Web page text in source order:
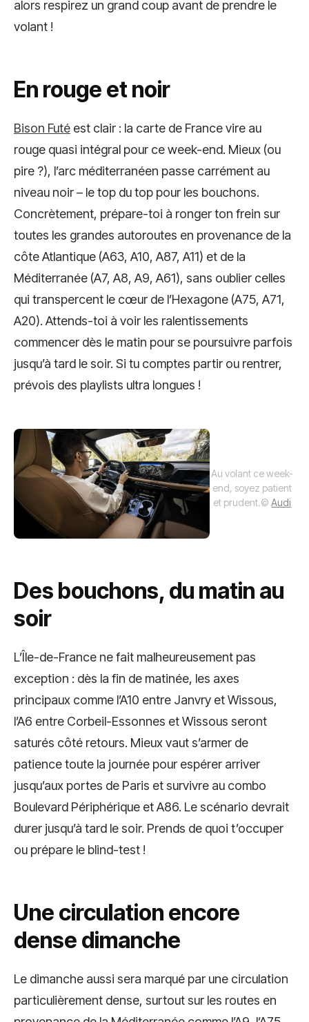
alors respirez un grand coup avant de prendre le
volant !
En rouge et noir
Bison Futé est clair : la carte de France vire au
rouge quasi intégral pour ce week-end. Mieux (ou
pire ?), l’arc méditerranéen passe carrément au
niveau noir – le top du top pour les bouchons.
Concrètement, prépare-toi à ronger ton frein sur
toutes les grandes autoroutes en provenance de la
côte Atlantique (A63, A10, A87, A11) et de la
Méditerranée (A7, A8, A9, A61), sans oublier celles
qui transpercent le cœur de l’Hexagone (A75, A71,
A20). Attends-toi à voir les ralentissements
commencer dès le matin pour se poursuivre parfois
jusqu’à tard le soir. Si tu comptes partir ou rentrer,
prévois des playlists ultra longues !
Au volant ce week-
end, soyez patient
et prudent.©Audi
Des bouchons, du matin au
soir
L’Île-de-France ne fait malheureusement pas
exception : dès la fin de matinée, les axes
principaux comme l’A10 entre Janvry et Wissous,
l’A6 entre Corbeil-Essonnes et Wissous seront
saturés côté retours. Mieux vaut s’armer de
patience toute la journée pour espérer arriver
jusqu’aux portes de Paris et survivre au combo
Boulevard Périphérique et A86. Le scénario devrait
durer jusqu’à tard le soir. Prends de quoi t’occuper
ou prépare le blind-test !
Une circulation encore
dense dimanche
Le dimanche aussi sera marqué par une circulation
particulièrement dense, surtout sur les routes en